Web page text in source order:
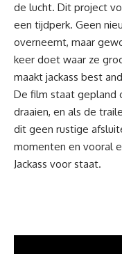
de lucht. Dit project
een tijdperk. Geen
overneemt, maar
keer doet waar ze
maakt jackass best
De film staat gepland
draaien, en als de
dit geen rustige
momenten en vooral
Jackass voor staat.